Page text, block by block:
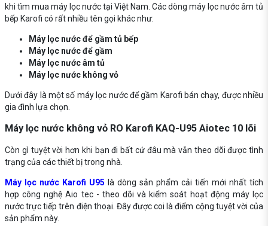
khi tìm mua máy lọc nước tại Việt Nam. Các dòng máy lọc nước âm tủ
bếp Karofi có rất nhiều tên gọi khác như:
Máy lọc nước để gầm tủ bếp
Máy lọc nước để gầm
Máy lọc nước âm tủ
Máy lọc nước không vỏ
Dưới đây là một số máy lọc nước để gầm Karofi bán chạy, được nhiều
gia đình lựa chọn.
Máy lọc nước không vỏ RO Karofi KAQ-U95 Aiotec 10 lõi
Còn gì tuyệt vời hơn khi bạn đi bất cứ đâu mà vẫn theo dõi được tình
trạng của các thiết bị trong nhà.
Máy lọc nước Karofi U95 là dòng sản phẩm cải tiến mới nhất tích
hợp công nghệ Aio tec - theo dõi và kiểm soát hoạt động máy lọc
nước trực tiếp trên điện thoại. Đây được coi là điểm cộng tuyệt vời của
sản phẩm này.